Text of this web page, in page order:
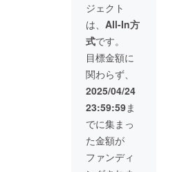
があり
ます。
ントが
中止に
なった
場合で
も、本
リター
ンは履
行しま
す。
に順延
となり
順延日
程につ
いて
も、開
催当日
の天候
や、注
意報・
警報級
の気象
予報が
出され
が必須
です。
・合計
体重は
100kg
までで
す。 ・
使用期
当イベ
ントの
当日限
りで
す。 ・
荒天時
分のご
利用に
なりま
す。(2
人での
乗車も
可能で
す) ・こ
のチ
ケット
には、
ゴー
カート
乗車代
を含み
いたお
届け先
に郵送
しま
す。
【注意
事項】
・イベ
ントが
中止の
場合で
も、本
リター
ンは履
行しま
ジェクト
は、 All-In方
式です。
目標金額に
関わらず、
2025/04/24
23:59:59ま
でに集まっ
た金額が
ファンディ